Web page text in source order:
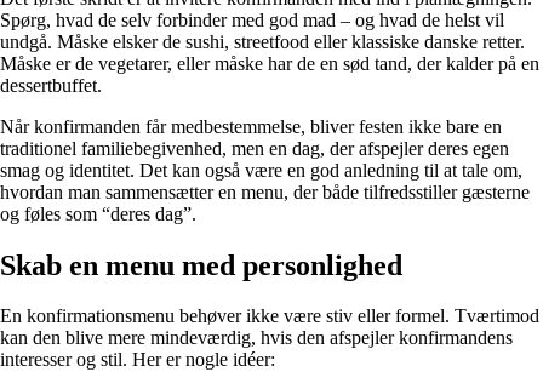
Spørg, hvad de selv forbinder med god mad – og hvad de helst vil
undgå. Måske elsker de sushi, streetfood eller klassiske danske retter.
Måske er de vegetarer, eller måske har de en sød tand, der kalder på en
dessertbuffet.
Når konfirmanden får medbestemmelse, bliver festen ikke bare en
traditionel familiebegivenhed, men en dag, der afspejler deres egen
smag og identitet. Det kan også være en god anledning til at tale om,
hvordan man sammensætter en menu, der både tilfredsstiller gæsterne
og føles som “deres dag”.
Skab en menu med personlighed
En konfirmationsmenu behøver ikke være stiv eller formel. Tværtimod
kan den blive mere mindeværdig, hvis den afspejler konfirmandens
interesser og stil. Her er nogle idéer: